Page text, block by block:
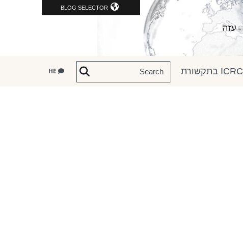
BLOG SELECTOR
ICRC בתקשורת